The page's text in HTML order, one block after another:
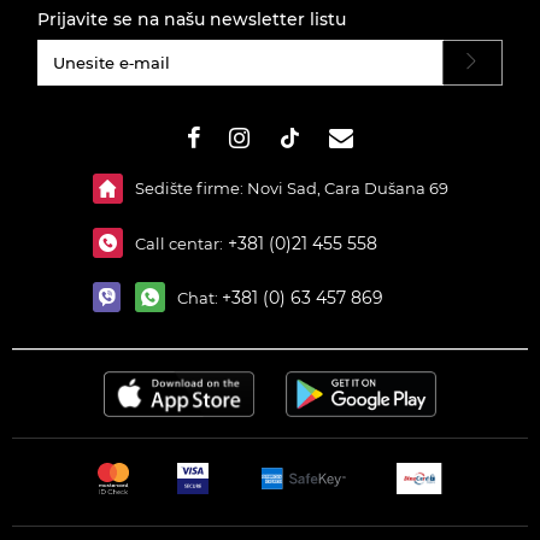
Prijavite se na našu newsletter listu
Sedište firme: Novi Sad, Cara Dušana 69
Call centar: +381 (0)21 455 558
Chat: +381 (0) 63 457 869